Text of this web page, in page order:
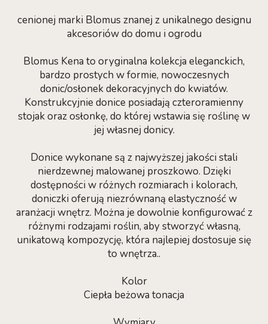
cenionej marki Blomus znanej z unikalnego designu
akcesoriów do domu i ogrodu
Blomus Kena to oryginalna kolekcja eleganckich,
bardzo prostych w formie, nowoczesnych
donic/osłonek dekoracyjnych do kwiatów.
Konstrukcyjnie donice posiadają czteroramienny
stojak oraz osłonkę, do której wstawia się roślinę w
jej własnej donicy.
Donice wykonane są z najwyższej jakości stali
nierdzewnej malowanej proszkowo. Dzięki
dostępności w różnych rozmiarach i kolorach,
doniczki oferują niezrównaną elastyczność w
aranżacji wnętrz. Można je dowolnie konfigurować z
różnymi rodzajami roślin, aby stworzyć własną,
unikatową kompozycję, która najlepiej dostosuje się
to wnętrza..
Kolor
Ciepła beżowa tonacja